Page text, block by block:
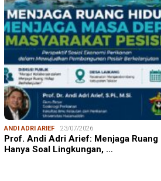
ANDI ADRI ARIEF 23/07/2026
Prof. Andi Adri Arief: Menjaga
Hanya Soal Lingkungan, …